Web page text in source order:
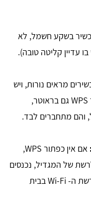
בשקע חשמל, לא
עדיין קליטה טובה).
מראים נורות, ויש
כפתור חיבור מהיר. אם יש כפתור WPS גם בראוטר,
והם מתחברים לבד.
אם אין כפתור WPS,
של המגדיל, נכנסים
לדף הגדרות פשוט, בוחרים את רשת ה- Wi-Fi בבית